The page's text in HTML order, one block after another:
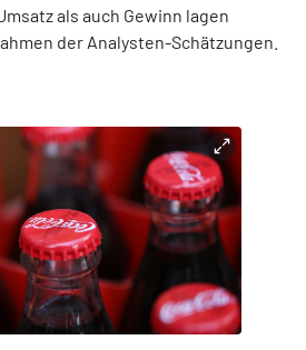
als auch Gewinn lagen
der Analysten-Schätzungen.